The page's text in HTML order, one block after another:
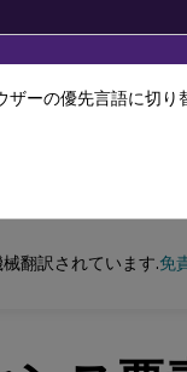
に機械翻訳されています。
翻訳されています.免
ザーの優先言語に切り